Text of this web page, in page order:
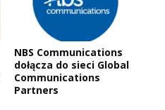
NBS Communications
dołącza do sieci Global
Communications
Partners